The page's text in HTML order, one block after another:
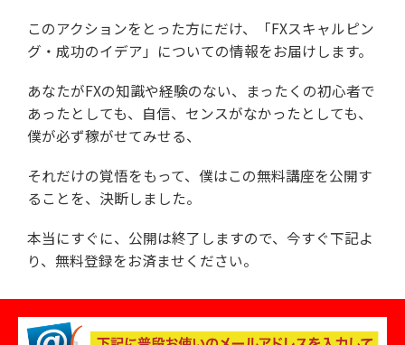
このアクションをとった方にだけ、
「FXスキャルピン
グ・成功のイデア」についての情報をお届けします。
あなたがFXの知識や経験のない、
まったくの初心者で
あったとしても、 自信、センスがなかったとしても、
僕が必ず稼がせてみせる、
それだけの覚悟をもって、 僕はこの無料講座を公開す
ることを、決断しました。
本当にすぐに、公開は終了しますので、 今すぐ下記よ
り、無料登録をお済ませください。